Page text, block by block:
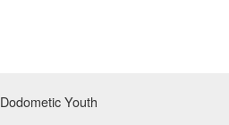
Dodometic Youth